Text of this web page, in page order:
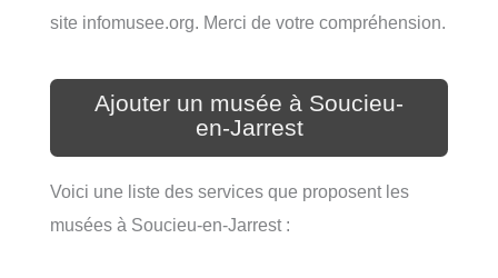
site infomusee.org. Merci de votre compréhension.
Ajouter un musée à Soucieu-
en-Jarrest
Voici une liste des services que proposent les
musées à Soucieu-en-Jarrest :